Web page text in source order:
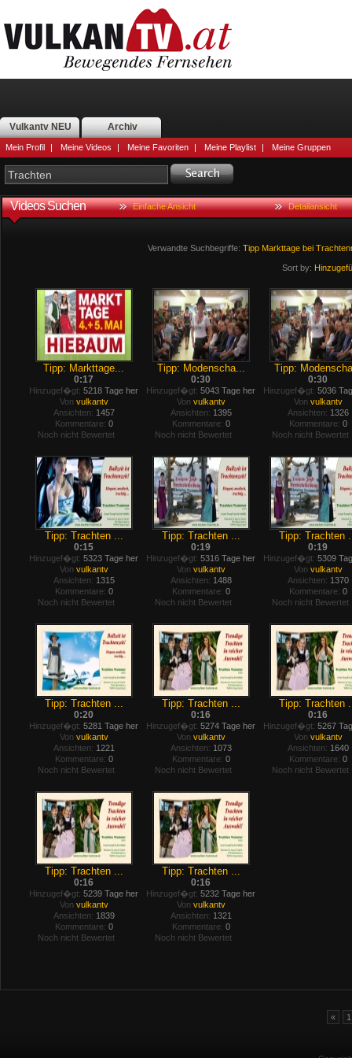
Vulkantv NEU Archiv
Mein Profil | Meine Videos | Meine Favoriten | Meine Playlist | Meine Gruppen
Videos Suchen Einfache Ansicht Detailansicht
Verwandte Suchbegriffe: Tipp Markttage bei
Sort by:
Tipp: Markttage...
0:17
Hinzugef�gt: 5218 Tage her
Von vulkantv
Ansichten: 1457
Kommentare: 0
Noch nicht Bewertet
Tipp: Modenscha...
0:30
Hinzugef�gt: 5043 Tage her
Von vulkantv
Ansichten: 1395
Kommentare: 0
Noch nicht Bewertet
Tipp:
0:30
Hinzugef�gt: 5036
Von vulkantv
Ansichten: 1326
Kommentare: 0
Noch nicht Bewertet
Tipp: Trachten ...
0:15
Hinzugef�gt: 5323 Tage her
Von vulkantv
Ansichten: 1315
Kommentare: 0
Noch nicht Bewertet
Tipp: Trachten ...
0:19
Hinzugef�gt: 5316 Tage her
Von vulkantv
Ansichten: 1488
Kommentare: 0
Noch nicht Bewertet
Tipp: Trachten
0:19
Hinzugef�gt: 5309
Von vulkantv
Ansichten: 1370
Kommentare: 0
Noch nicht Bewertet
Tipp: Trachten ...
0:20
Hinzugef�gt: 5281 Tage her
Von vulkantv
Ansichten: 1221
Kommentare: 0
Noch nicht Bewertet
Tipp: Trachten ...
0:16
Hinzugef�gt: 5274 Tage her
Von vulkantv
Ansichten: 1073
Kommentare: 0
Noch nicht Bewertet
Tipp: Trachten
0:16
Hinzugef�gt: 5267
Von vulkantv
Ansichten: 1640
Kommentare: 0
Noch nicht Bewertet
Tipp: Trachten ...
0:16
Hinzugef�gt: 5239 Tage her
Von vulkantv
Ansichten: 1839
Kommentare: 0
Noch nicht Bewertet
Tipp: Trachten ...
0:16
Hinzugef�gt: 5232 Tage her
Von vulkantv
Ansichten: 1321
Kommentare: 0
Noch nicht Bewertet
« 1